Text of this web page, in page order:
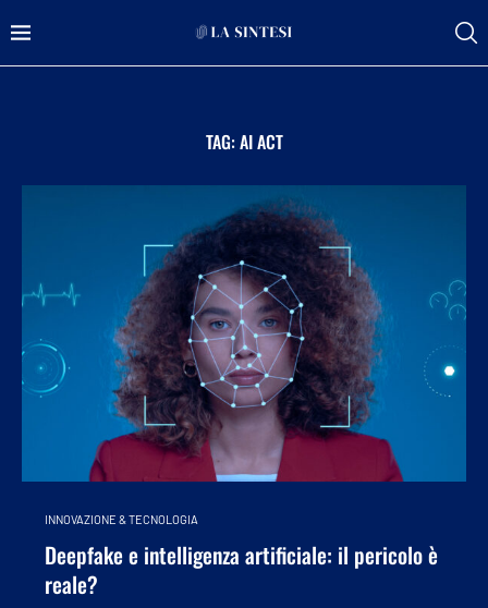
TAG:AI ACT
INNOVAZIONE & TECNOLOGIA
Deepfake e intelligenza artificiale: il pericolo è
reale?